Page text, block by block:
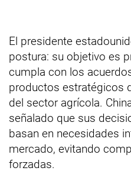
El presidente
postura: su objetivo es
cumpla con los
productos estratégicos
del sector agrícola.
señalado que sus
basan en necesidades
mercado, evitando
forzadas.